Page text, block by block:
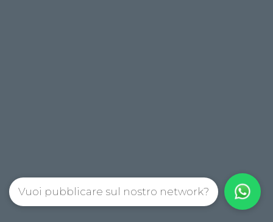
Vuoi pubblicare sul nostro network?